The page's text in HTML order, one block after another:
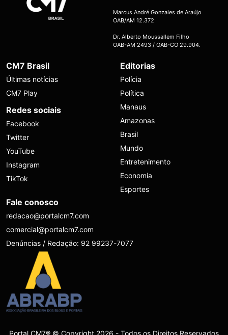
Marcus André Gonzales de Araújo
OAB/AM 12.372
Dr. Alberto Moussallem Filho
OAB-AM 2493 / OAB-GO 29.904.
CM7 Brasil
Últimas notícias
CM7 Play
Redes sociais
Facebook
Twitter
YouTube
Instagram
TikTok
Editorias
Polícia
Política
Manaus
Amazonas
Brasil
Mundo
Entretenimento
Economia
Esportes
Fale conosco
redacao@portalcm7.com
comercial@portalcm7.com
Denúncias / Redação: 92 99237-7077
Portal CM7® © Copyright 2026 - Todos os Direitos Reservados